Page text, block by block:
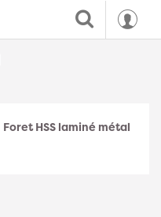
Foret HSS laminé métal